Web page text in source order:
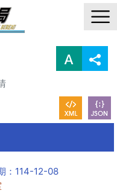
：114-12-08